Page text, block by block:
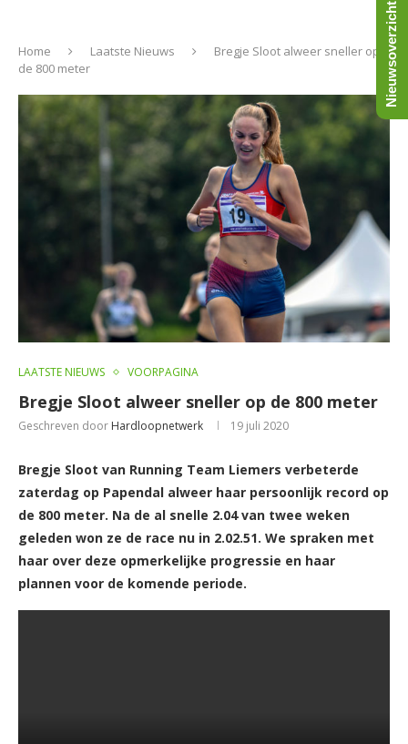
Home Laatste Nieuws
Bregje Sloot alweer sneller op
de 800 meter
LAATSTE NIEUWS VOORPAGINA
Bregje Sloot alweer sneller op de 800 meter
Geschreven door Hardloopnetwerk 19 juli 2020
Bregje Sloot van Running Team Liemers verbeterde
zaterdag op Papendal alweer haar persoonlijk record op
de 800 meter. Na de al snelle 2.04 van twee weken
geleden won ze de race nu in 2.02.51. We spraken met
haar over deze opmerkelijke progressie en haar
plannen voor de komende periode.
Nieuwsoverzicht